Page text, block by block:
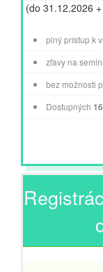
(do 31.12.2026
plný prístup k
zľavy na
bez možnosti
Dostupných